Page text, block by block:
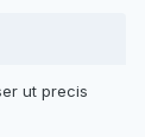
ut precis